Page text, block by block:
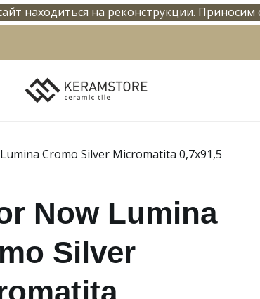
info@keramstore.ru
находиться на реконструкции. Приносим
Cromo Silver Micromatita 0,7x91,5
Now Lumina
Silver